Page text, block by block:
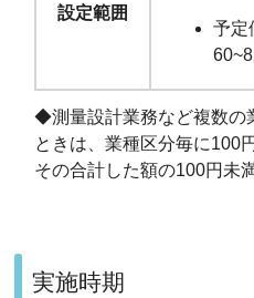
設定範囲
予定
◆測量設計業務など複数の
ときは、業種区分毎に100
その合計した額の100円未
実施時期